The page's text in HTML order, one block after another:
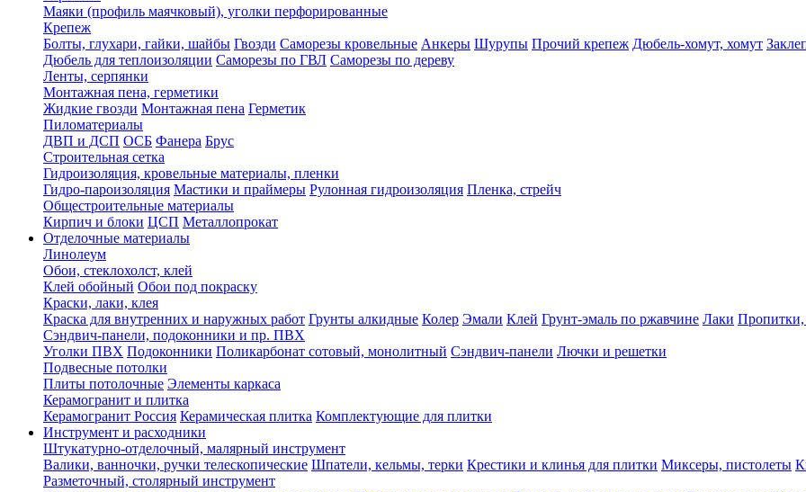
Маяки (профиль маячковый), уголки перфорированные
Крепеж
Болты, глухари, гайки, шайбы Гвозди Саморезы кровельные Анкеры Шурупы Прочий крепеж Дюбель-хомут, хомут
Дюбель для теплоизоляции Саморезы по ГВЛ Саморезы по дереву
Ленты, серпянки
Монтажная пена, герметики
Жидкие гвозди Монтажная пена Герметик
Пиломатериалы
ДВП и ДСП ОСБ Фанера Брус
Строительная сетка
Гидроизоляция, кровельные материалы, пленки
Гидро-пароизоляция Мастики и праймеры Рулонная гидроизоляция Пленка, стрейч
Общестроительные материалы
Кирпич и блоки ЦСП Металлопрокат
Отделочные материалы
Линолеум
Обои, стеклохолст, клей
Клей обойный Обои под покраску
Краски, лаки, клея
Краска для внутренних и наружных работ Грунты алкидные Колер Эмали Клей Грунт-эмаль по ржавчине Лаки Пропитки,
Сэндвич-панели, подоконники и пр. ПВХ
Уголки ПВХ Подоконники Поликарбонат сотовый, монолитный Сэндвич-панели Лючки и решетки
Подвесные потолки
Плиты потолочные Элементы каркаса
Керамогранит и плитка
Керамогранит Россия Керамическая плитка Комплектующие для плитки
Инструмент и расходники
Штукатурно-отделочный, малярный инструмент
Валики, ванночки, ручки телескопические Шпатели, кельмы, терки Крестики и клинья для плитки Миксеры, пистолеты
Разметочный, столярный инструмент